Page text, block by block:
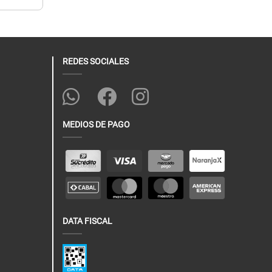
REDES SOCIALES
MEDIOS DE PAGO
DATA FISCAL